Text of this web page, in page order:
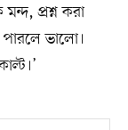
প্রশ্ন করা
ভালো।